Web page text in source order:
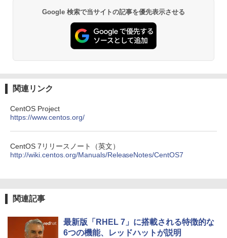
Google 検索で当サイトの記事を優先表示させる
関連リンク
CentOS Project
https://www.centos.org/
CentOS 7リリースノート（英文）
http://wiki.centos.org/Manuals/ReleaseNotes/CentOS7
関連記事
最新版「RHEL 7」に搭載される特徴的な
6つの機能、レッドハットが説明